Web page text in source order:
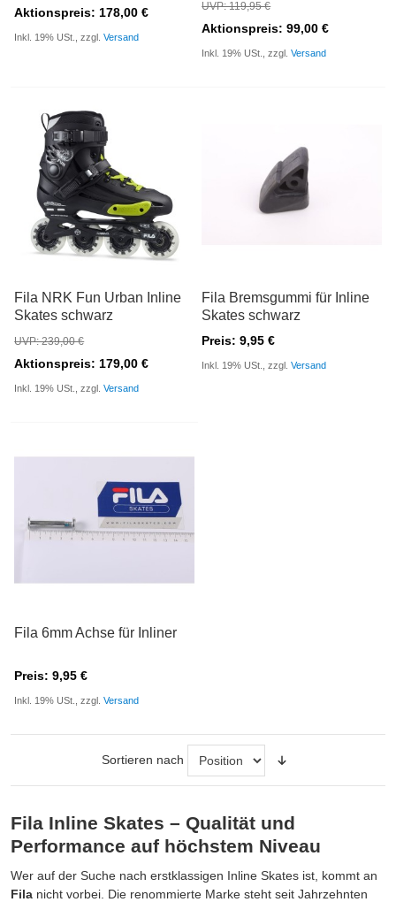
Aktionspreis: 178,00 €
Inkl. 19% USt., zzgl.Versand
UVP: 119,95 €
Aktionspreis: 99,00 €
Inkl. 19% USt., zzgl.Versand
Fila NRK Fun Urban Inline
Skates schwarz
UVP: 239,00 €
Aktionspreis: 179,00 €
Inkl. 19% USt., zzgl.Versand
Fila Bremsgummi für Inline
Skates schwarz
Preis: 9,95 €
Inkl. 19% USt., zzgl.Versand
Fila 6mm Achse für Inliner
Preis: 9,95 €
Inkl. 19% USt., zzgl.Versand
Sortieren nach
Fila Inline Skates – Qualität und
Performance auf höchstem Niveau
Wer auf der Suche nach erstklassigen Inline Skates ist, kommt an
Fila nicht vorbei. Die renommierte Marke steht seit Jahrzehnten